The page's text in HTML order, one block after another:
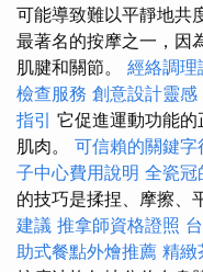
可能導致難以平靜地共
最著名的按摩之一，因
肌腱和關節。 經絡調理
檢查服務 創意設計靈感
指引 它促進運動功能
肌肉。 可信賴的關鍵字
子中心費用說明 全瓷冠
的技巧是揉捏、摩擦、
建議 推拿師資格證照
助式餐點外燴推薦 精緻